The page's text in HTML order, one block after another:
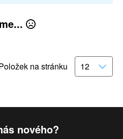
na stránku
nového?